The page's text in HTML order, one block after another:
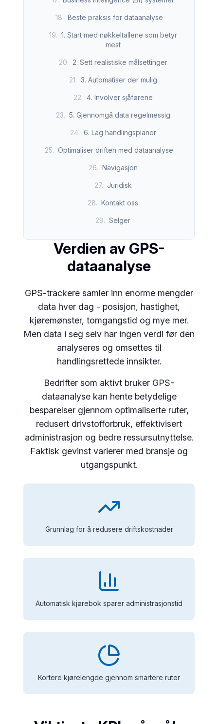
18. Beste praksis for dataanalyse
19. 1. Start med nøkkeltallene som betyr
mest
20. 2. Sett realistiske målsettinger
21. 3. Automatiser der mulig
22. 4. Involver sjåførene
23. 5. Gjennomgå data regelmessig
24. 6. Lag handlingsplaner
25. Optimaliser driften med dataanalyse
26. Navigasjon
27. Juridisk
28. Kontakt oss
29. Selger
Verdien av GPS-
dataanalyse
GPS-trackere samler inn enorme mengder
data hver dag - posisjon, hastighet,
kjøremønster, tomgangstid og mye mer.
Men data i seg selv har ingen verdi før den
analyseres og omsettes til
handlingsrettede innsikter.
Bedrifter som aktivt bruker GPS-
dataanalyse kan hente betydelige
besparelser gjennom optimaliserte ruter,
redusert drivstofforbruk, effektivisert
administrasjon og bedre ressursutnyttelse.
Faktisk gevinst varierer med bransje og
utgangspunkt.
Grunnlag for å redusere driftskostnader
Automatisk kjørebok sparer administrasjonstid
Kortere kjørelengde gjennom smartere ruter